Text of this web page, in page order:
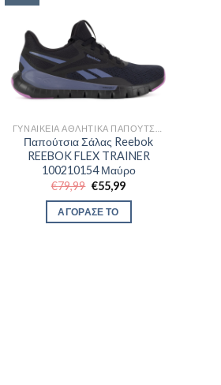
Παπούτσια Σάλας Reebok
REEBOK FLEX TRAINER
100210154 Μαύρο
€79,99 Original
price
was:
€79,99.
€55,99Η
ΑΓΟΡΑΣΕ ΤΟ